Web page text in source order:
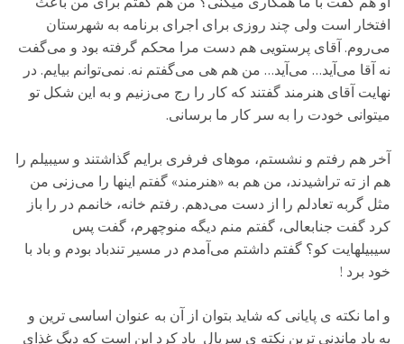
افتخار است ولی چند روزی برای اجرای برنامه به شهرستان
می‌روم. آقای پرستویی هم دست مرا محکم گرفته بود و می‌گفت
نه آقا می‌آید… می‌آید… من هم هی می‌گفتم نه. نمی‌توانم بیایم. در
نهایت آقای هنرمند گفتند که کار را رج می‌زنیم و به این شکل تو
میتوانی خودت را به سر کار ما برسانی.
آخر هم رفتم و نشستم، موهای فرفری برایم گذاشتند و سیبیلم را
هم از ته تراشیدند، من هم به «هنرمند» گفتم اینها را می‌زنی من
مثل گربه تعادلم را از دست می‌دهم. رفتم خانه، خانمم در را باز
کرد گفت جنابعالی، گفتم منم دیگه منوچهرم، گفت پس
سیبیلهایت کو؟ گفتم داشتم می‌آمدم در مسیر تندباد بودم و باد با
خود برد !
و اما نکته ی پایانی که شاید بتوان از آن به عنوان اساسی ترین و
به یاد ماندنی ترین نکته ی سریال یاد کرد این است که دیگ غذای